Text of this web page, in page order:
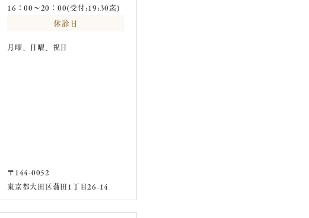
16：00～20：00(受付:19:30迄)
休診日
月曜、日曜、祝日
〒144-0052
東京都大田区蒲田1丁目26-14